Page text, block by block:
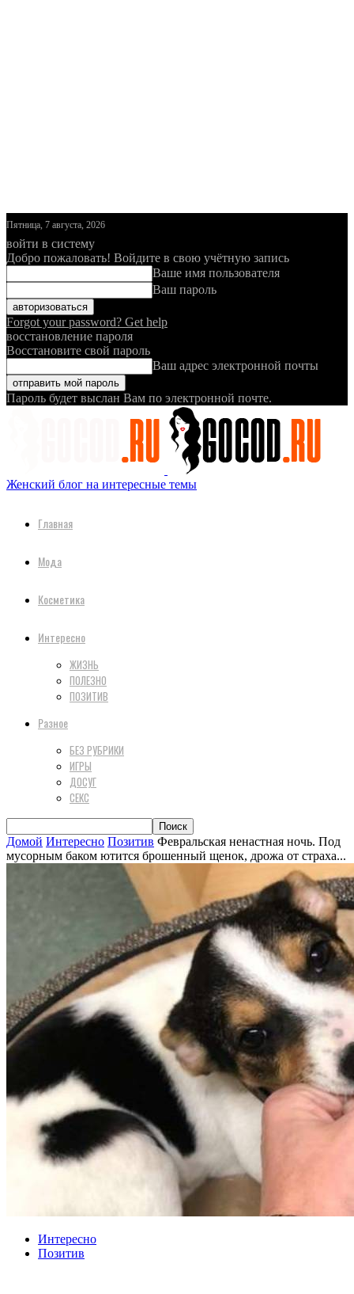
Пятница, 7 августа, 2026
войти в систему
Добро пожаловать! Войдите в свою учётную запись
Ваше имя пользователя
Ваш пароль
Forgot your password? Get help
восстановление пароля
Восстановите свой пароль
Ваш адрес электронной почты
Пароль будет выслан Вам по электронной почте.
Женский блог на интересные темы
Главная
Мода
Косметика
Интересно
ЖИЗНЬ
ПОЛЕЗНО
ПОЗИТИВ
Разное
БЕЗ РУБРИКИ
ИГРЫ
ДОСУГ
СЕКС
Домой Интересно Позитив Февральская ненастная ночь. Под
мусорным баком ютится брошенный щенок, дрожа от страха...
Интересно
Позитив